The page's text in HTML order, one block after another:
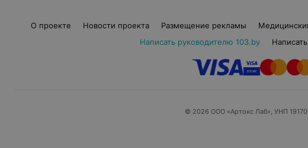
О проекте Новости проекта Размещение рекламы
Написать руководителю 103.by
© 2026 ООО «Артокс Лаб», УНП